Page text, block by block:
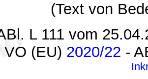
(Text von
L 111 vom
VO (EU) 2020/22 -